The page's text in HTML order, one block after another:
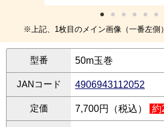
※上記、1枚目のメイン画像（一番左側
型番 50m玉巻
JANコード 4906943112052
定価 7,700円（税込） 約